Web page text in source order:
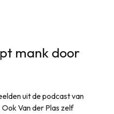
mank door
uit de podcast van
Van der Plas zelf